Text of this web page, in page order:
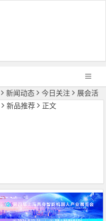
新闻动态 今日关注
展会活
新品推荐 正文